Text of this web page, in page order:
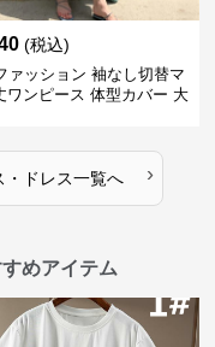
(税込)
ァッション 袖なし切替マ
ワンピース 体型カバー 大
・ドレス一覧へ ›
めアイテム